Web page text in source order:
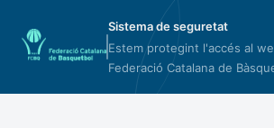
Sistema de seguretat
Estem protegint l'accés al
Federació Catalana de